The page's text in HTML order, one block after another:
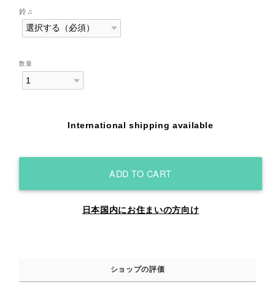
鈴♫
数量
International shipping available
ADD TO CART
日本国内にお住まいの方向け
ショップの評価